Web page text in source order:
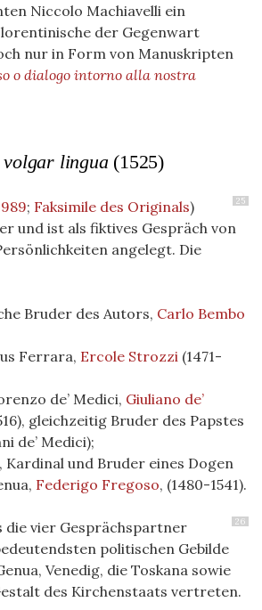
Niccolo Machiavelli ein
der Gegenwart
nur in Form von Manuskripten
o dialogo intorno alla nostra
volgar lingua (1525)
25
; Faksimile des Originals)
und ist als fiktives Gespräch von
angelegt. Die
Bruder des Autors, Carlo Bembo
Ferrara, Ercole Strozzi (1471-
de’ Medici, Giuliano de’
gleichzeitig Bruder des Papstes
de’ Medici);
und Bruder eines Dogen
Federigo Fregoso, (1480-1541).
26
die vier Gesprächspartner
politischen Gebilde
Venedig, die Toskana sowie
des Kirchenstaats vertreten.